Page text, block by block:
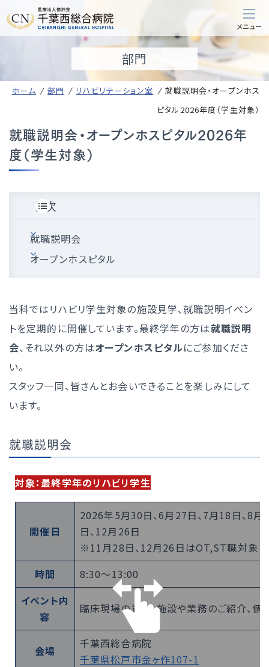
部門
ホーム 部門 リハビリテーション室
就職説明会・オープンホス
ピタル2026年度（学生対象）
就職説明会・オープンホスピタル2026年
度（学生対象）
目次
就職説明会
オープンホスピタル
当科ではリハビリ学生対象の施設見学、就職説明イベン
トを定期的に開催しています。最終学年の方は就職説明
会、それ以外の方はオープンホスピタルにご参加くださ
い。
スタッフ一同、皆さんとお会いできることを楽しみにして
います。
就職説明会
対象：最終学年のリハビリ学生
開催日
2026年5月30日、6月27日、7月18日、8
日、12月26日
※11月28日、12月26日はOT,ST職対象
時間
8:30〜13:00
イベント内
容
臨床現場の見学、施設や業務のご紹介、個
会場
千葉西総合病院
千葉県松戸市金ヶ作107-1